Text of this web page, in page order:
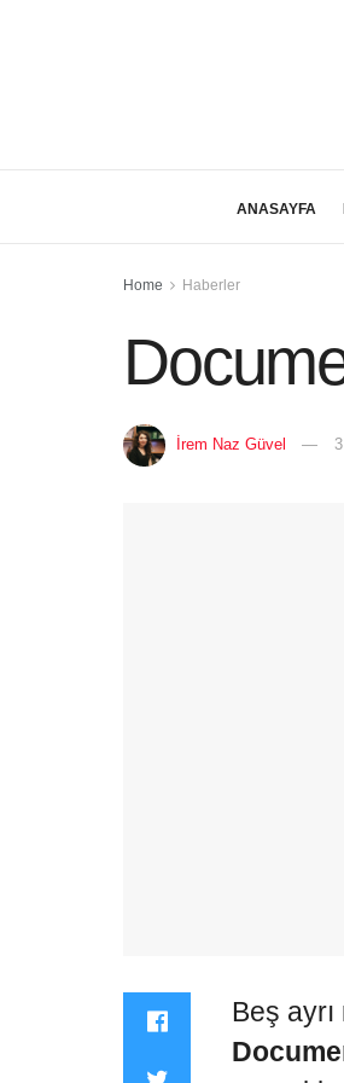
ANASAYFA
Home Haberler
İrem Naz Güvel
Beş